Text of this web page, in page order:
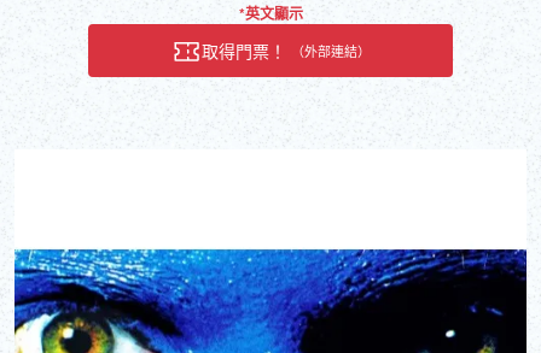
*英文顯示
取得門票！ （外部連結）